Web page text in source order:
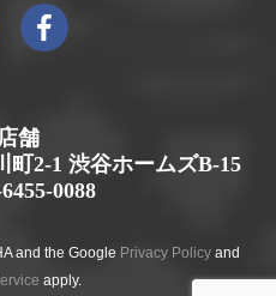
舗
町2-1 渋谷ホームズB-15
0088
and the Google Privacy Policyand
apply.